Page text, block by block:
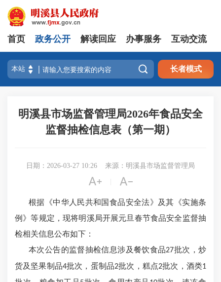
首页 政务公开 解读回应 办事服务 互动交流
 长者模式
明溪县市场监督管理局2026年食品安全
监督抽检信息表（第一期）
日期：2026-03-27 10:26 来源：明溪县市场监督管理局
 
根据《中华人民共和国食品安全法》及其《实施条
例》等规定，现将明溪局开展元旦春节食品安全监督抽
检相关信息公布如下：
本次公告的监督抽检信息涉及餐饮食品27批次，炒
货及坚果制品4批次，蛋制品2批次，糕点2批次，酒类1